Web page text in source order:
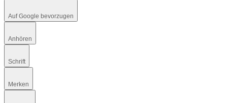
Auf Google bevorzugen
Anhören
Schrift
Merken